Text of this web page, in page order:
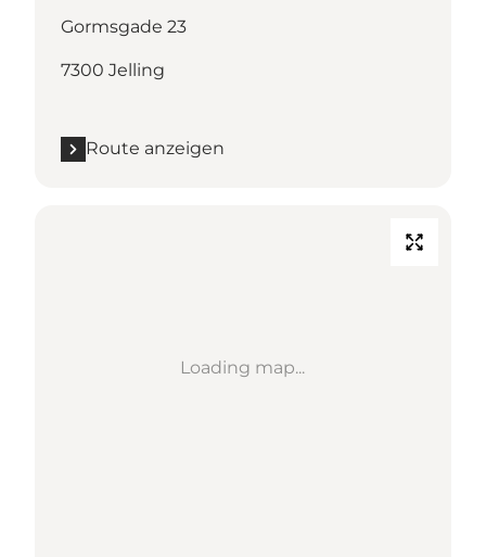
Gormsgade 23
7300 Jelling
Route anzeigen
Loading map...